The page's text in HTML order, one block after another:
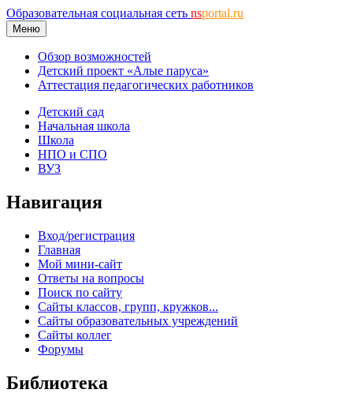
Образовательная социальная сеть nsportal.ru
Меню
Обзор возможностей
Детский проект «Алые паруса»
Аттестация педагогических работников
Детский сад
Начальная школа
Школа
НПО и СПО
ВУЗ
Навигация
Вход/регистрация
Главная
Мой мини-сайт
Ответы на вопросы
Поиск по сайту
Сайты классов, групп, кружков...
Сайты образовательных учреждений
Сайты коллег
Форумы
Библиотека